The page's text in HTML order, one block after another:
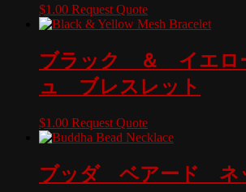
$1.00 Request Quote
ブラック ＆ イエロ
ュ ブレスレット
$1.00 Request Quote
ブッダ ベアード ネ